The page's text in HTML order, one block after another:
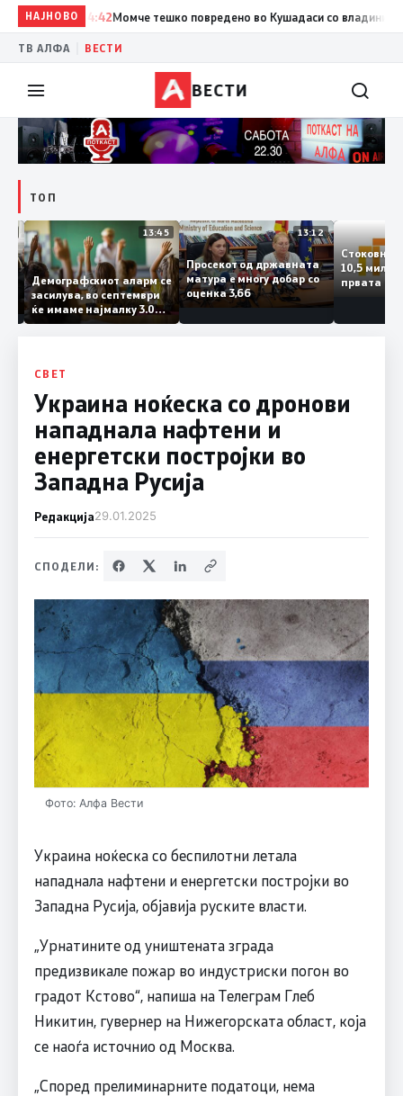
НАЈНОВО
14:42 Момче тешко повредено во Кушадаси со владиниот
ТВ АЛФА ВЕСТИ
ВЕСТИ
ТОП
14:12 13:45
Демографскиот аларм се
засилува, во септември
ќе имаме најмалку 3.000
првачиња помалку
13:12
Просекот од државната
матура е многу добар со
оценка 3,66
10,5
првата
СВЕТ
Украина ноќеска со дронови
нападнала нафтени и
енергетски постројки во
Западна Русија
Редакција29.01.2025
СПОДЕЛИ:
Фото: Алфа Вести
Украина ноќеска со беспилотни летала
нападнала нафтени и енергетски постројки во
Западна Русија, објавија руските власти.
„Урнатините од уништената зграда
предизвикале пожар во индустриски погон во
градот Кстово“, напиша на Телеграм Глеб
Никитин, гувернер на Нижегорската област, која
се наоѓа источнио од Москва.
„Според прелиминарните податоци, нема